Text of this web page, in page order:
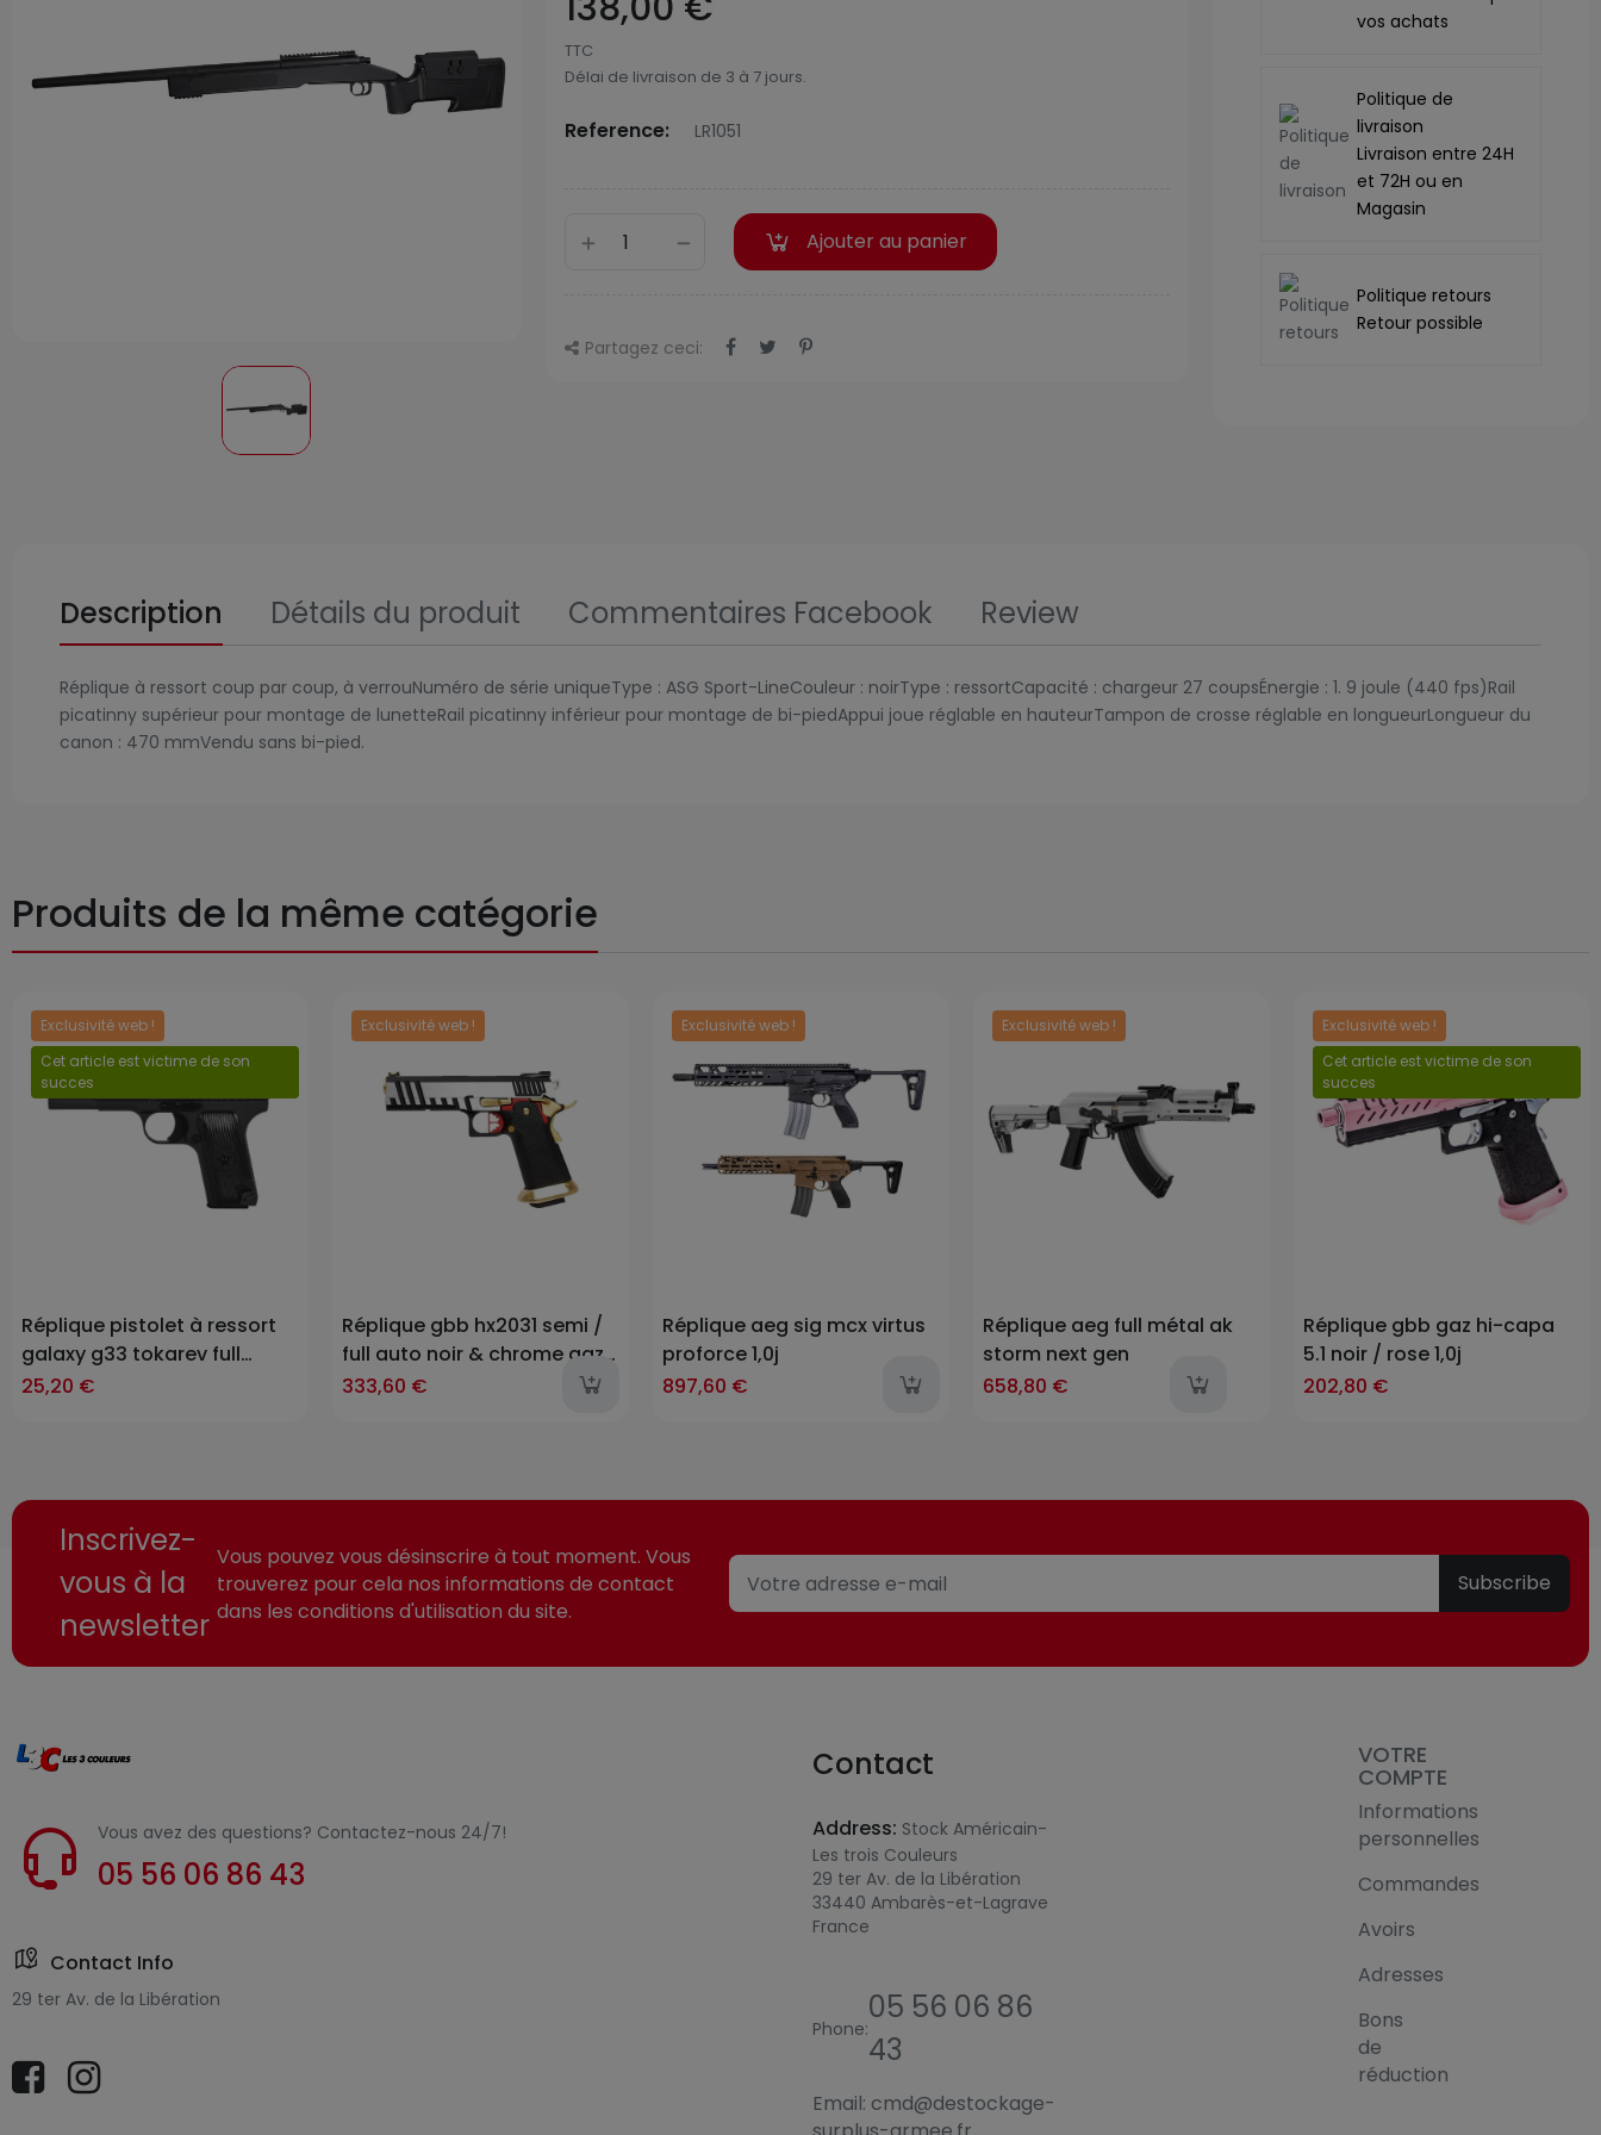
TTC
Délai de livraison de 3 à 7 jours.
Reference: LR1051
Ajouter au panier
Partagez ceci:
vos achats
Politique de
livraison
Livraison entre 24H
et 72H ou en
Magasin
Politique retours
Retour possible
Description Détails du produit Commentaires Facebook Review
Réplique à ressort coup par coup, à verrouNuméro de série uniqueType : ASG Sport-LineCouleur : noirType : ressortCapacité : chargeur 27 coupsÉnergie : 1. 9 joule (440 fps)Rail
picatinny supérieur pour montage de lunetteRail picatinny inférieur pour montage de bi-piedAppui joue réglable en hauteurTampon de crosse réglable en longueurLongueur du
canon : 470 mmVendu sans bi-pied.
Produits de la même catégorie
Exclusivité web !
Cet article est victime de son
succes
Prix
Réplique pistolet à ressort
galaxy g33 tokarev full
metal 0,5j
25,20 €
Exclusivité web !
Réplique gbb hx2031 semi /
full auto noir & chrome gaz
1.0j
333,60 €
Exclusivité web !
Prix
Réplique aeg sig mcx virtus
proforce 1,0j
897,60 €
Exclusivité web !
Réplique aeg full métal ak
storm next gen
658,80 €
last-items
Exclusivité web !
Cet article est victime de son
succes
Prix
Réplique gbb gaz hi-capa
5.1 noir / rose 1,0j
202,80 €
Inscrivez-
vous à la
newsletter
Vous pouvez vous désinscrire à tout moment. Vous
trouverez pour cela nos informations de contact
dans les conditions d'utilisation du site.
Subscribe
Vous avez des questions? Contactez-nous 24/7!
05 56 06 86 43
Contact Info
29 ter Av. de la Libération
Contact
Address: Stock Américain-
Les trois Couleurs
29 ter Av. de la Libération
33440 Ambarès-et-Lagrave
France
Phone:
05 56 06 86
43
Email: cmd@destockage-
VOTRE
COMPTE
Informations
personnelles
Commandes
Avoirs
Adresses
Bons
de
réduction